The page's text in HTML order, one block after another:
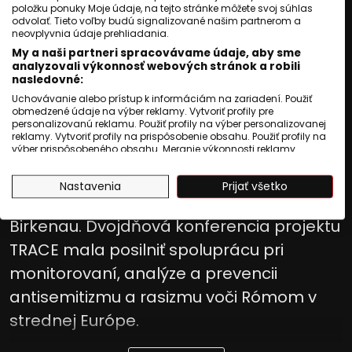
rasizmu voči Rómom
Jozef Šivák
Publikované:26 júl 2026, 17:10
Aktualizované:26 júl 2026, 17:10 2 min. čítania
Vyše sto odborníkov z krajín Vyšehradskej
štvorky a ďalších európskych štátov sa
zišlo v Pamätníku a múzeu Auschwitz-
Birkenau. Dvojdňová konferencia projektu
TRACE mala posilniť spoluprácu pri
monitorovaní, analýze a prevencii
antisemitizmu a rasizmu voči Rómom v
strednej Európe.
položku ponuky Moje údaje, na tejto stránke môžete svoj súhlas
odvolať. Tieto voľby budú signalizované našim partnerom a
neovplyvnia údaje prehliadania.
My a naši partneri spracovávame údaje, aby sme
analyzovali výkonnosť webových stránok a robili
nasledovné:
Uchovávanie alebo prístup k informáciám na zariadení. Použiť
obmedzené údaje na výber reklamy. Vytvoriť profily pre
personalizovanú reklamu. Použiť profily na výber personalizovanej
reklamy. Vytvoriť profily na prispôsobenie obsahu. Použiť profily na
výber prispôsobeného obsahu. Meranie výkonnosti reklamy.
štatistík alebo spájania údajov z rôznych zdrojov. Vývoj a
zlepšovanie služieb. Použitie obmedzených údajov na výber
obsahu.
USA.
Váš súhlas a zásady používania cookie sa vzťahujú výlučne na
túto webovú stránku/aplikáciu.
Zobraziť zoznam partnerov (1009 predajcovia IAB)
Vaše údaje používame na nasledujúce účely:
Účely spracovania IAB:
Nastavenia Prijať všetko